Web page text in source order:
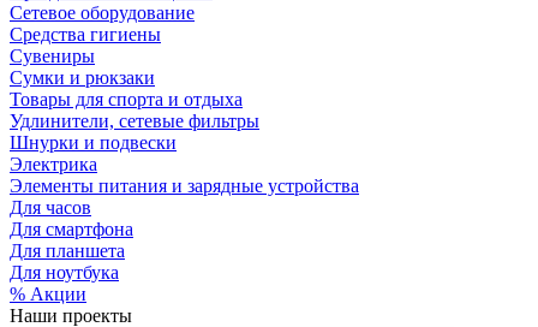
Сетевое оборудование
Средства гигиены
Сувениры
Сумки и рюкзаки
Товары для спорта и отдыха
Удлинители, сетевые фильтры
Шнурки и подвески
Электрика
Элементы питания и зарядные устройства
Для часов
Для смартфона
Для планшета
Для ноутбука
% Акции
Наши проекты